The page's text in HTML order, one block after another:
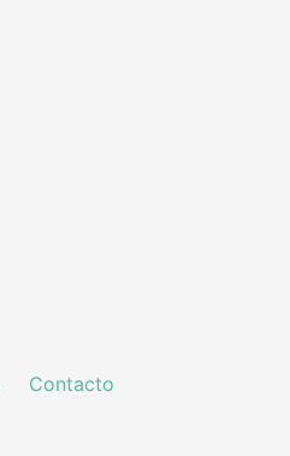
Contacto